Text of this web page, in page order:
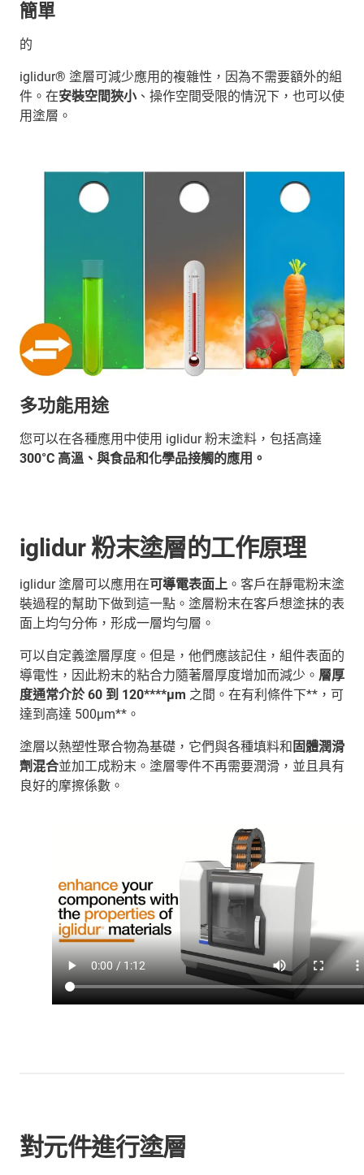
簡單
的
iglidur® 塗層可減少應用的複雜性，因為不需要額外的組
件。在安裝空間狹小、操作空間受限的情況下，也可以使
用塗層。
多功能用途
您可以在各種應用中使用 iglidur 粉末塗料，包括高達
300°C 高溫、與食品和化學品接觸的應用。
iglidur 粉末塗層的工作原理
iglidur 塗層可以應用在可導電表面上 。客戶在靜電粉末塗
裝過程的幫助下做到這一點。塗層粉末在客戶想塗抹的表
面上均勻分佈，形成一層均勻層。
可以自定義塗層厚度。但是，他們應該記住，組件表面的
導電性，因此粉末的粘合力隨著層厚度增加而減少。 層厚
度通常介於 60 到 120****μm 之間。在有利條件下**，可
達到高達 500μm**。
塗層以熱塑性聚合物為基礎，它們與各種填料和 固體潤滑
劑混合並加工成粉末。塗層零件不再需要潤滑，並且具有
良好的摩擦係數。
對元件進行塗層